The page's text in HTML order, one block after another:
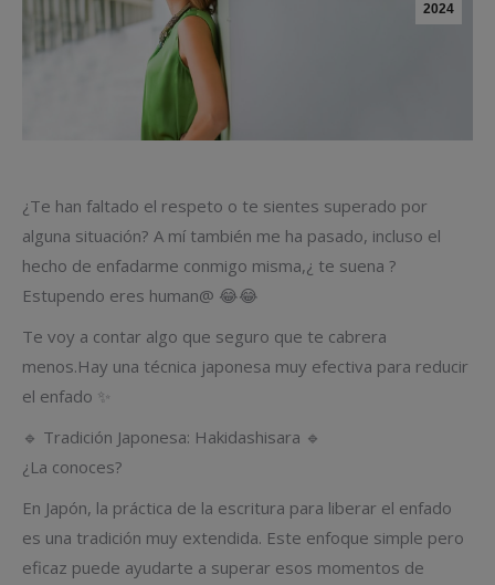
2024
¿Te han faltado el respeto o te sientes superado por
alguna situación? A mí también me ha pasado, incluso el
hecho de enfadarme conmigo misma,¿ te suena ?
Estupendo eres human@ 😂😂
Te voy a contar algo que seguro que te cabrera
menos.Hay una técnica japonesa muy efectiva para reducir
el enfado ✨
🔹 Tradición Japonesa: Hakidashisara 🔹
¿La conoces?
En Japón, la práctica de la escritura para liberar el enfado
es una tradición muy extendida. Este enfoque simple pero
eficaz puede ayudarte a superar esos momentos de